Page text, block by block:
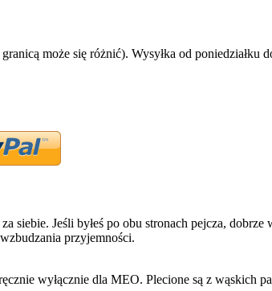
może się różnić). Wysyłka od poniedziałku
siebie. Jeśli byłeś po obu stronach pejcza,
przyjemności.
wyłącznie dla MEO. Plecione są z wąskich